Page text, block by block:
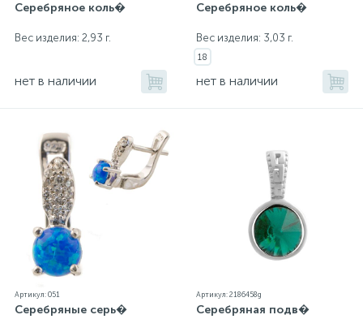
Серебряное коль�
Вес изделия: 2,93 г.
нет в наличии
Серебряное коль�
Вес изделия: 3,03 г.
18
нет в наличии
Артикул: 051
Серебряные серь�
Артикул: 2186458g
Серебряная подв�